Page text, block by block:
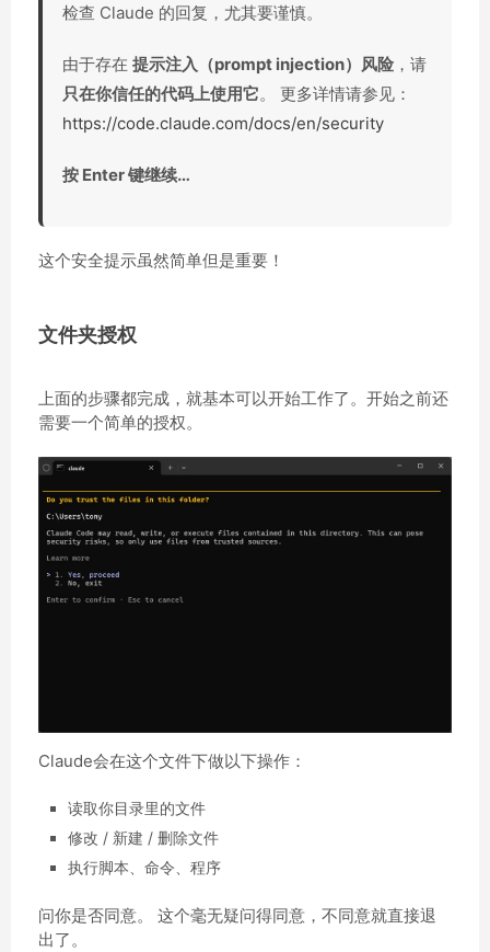
检查 Claude 的回复，尤其要谨慎。
由于存在 提示注入（prompt injection）风险 ，请
只在你信任的代码上使用它。 更多详情请参见：
https://code.claude.com/docs/en/security
按 Enter 键继续…
这个安全提示虽然简单但是重要！
文件夹授权
上面的步骤都完成，就基本可以开始工作了。开始之前还
需要一个简单的授权。
Claude会在这个文件下做以下操作：
读取你目录里的文件
修改 / 新建 / 删除文件
执行脚本、命令、程序
问你是否同意。 这个毫无疑问得同意，不同意就直接退
出了。